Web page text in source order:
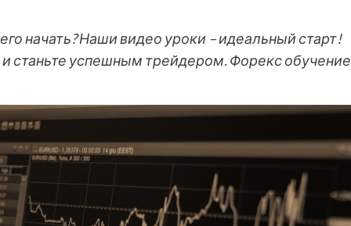
начать? Наши видео уроки – идеальный старт!
станьте успешным трейдером. Форекс обучение